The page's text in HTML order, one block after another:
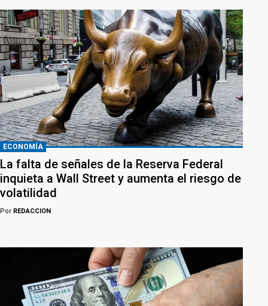
ECONOMÍA
La falta de señales de la Reserva Federal
inquieta a Wall Street y aumenta el riesgo de
volatilidad
Por REDACCION